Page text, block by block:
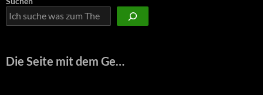
Die Seite mit dem Ge…